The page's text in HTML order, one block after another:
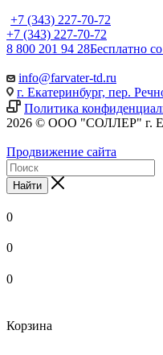
+7 (343) 227-70-72
+7 (343) 227-70-72
8 800 201 94 28Бесплатно
info@farvater-td.ru
г. Екатеринбург, пер.
Политика
2026 © ООО "СОЛЛЕР" г.
Продвижение сайта
Найти
0
0
0
Корзина